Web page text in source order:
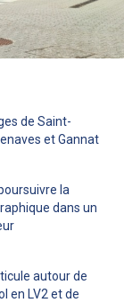
de Saint-
et Gannat
la
dans un
autour de
en LV2 et de